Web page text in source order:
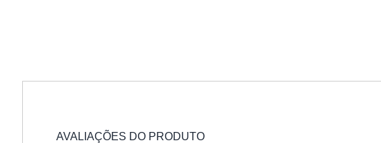
AVALIAÇÕES DO PRODUTO